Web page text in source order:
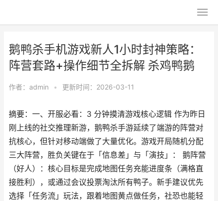
鹅鸭杀手机游戏新人1小时封神策略：
阵营套路+操作细节全拆解 杀鸡鸭鹅
作者： admin • 更新时间：2026-03-11
摘要：一、开服必看：3 分钟摸清游戏核心逻辑​ 作为昨日
刚上线的社交推理新游，鹅鸭杀手游延续了端游的阵营对
抗核心，但针对移动端做了大量优化。游戏开局随机分配
三大阵营，胜负关键在于「信息差」与「演技」：​ 鹅阵营
（好人）：核心目标是完成地图任务充能进度条（满格直
接胜利），或通过会议投票淘汰所有鸭子。新手建议优先
选择「任务流」玩法，跟着地图黄点做任务，社恐也能轻